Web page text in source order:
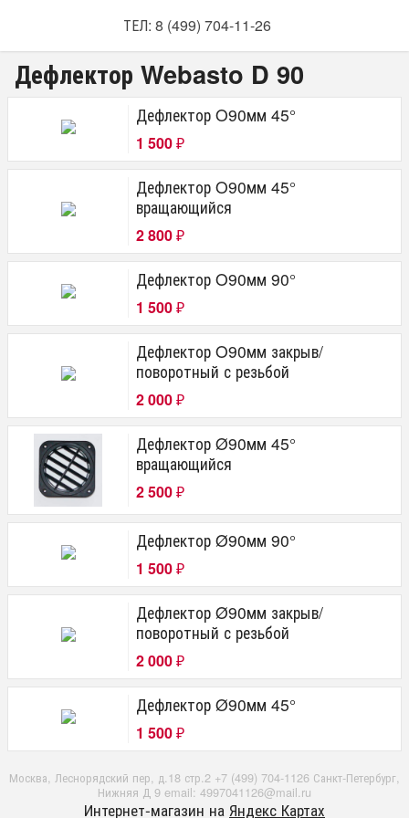
ТЕЛ: 8 (499) 704-11-26
Дефлектор Webasto D 90
Дефлектор O90мм 45°
1 500 ₽
Дефлектор O90мм 45°
вращающийся
2 800 ₽
Дефлектор O90мм 90°
1 500 ₽
Дефлектор O90мм закрыв/
поворотный с резьбой
2 000 ₽
Дефлектор Ø90мм 45°
вращающийся
2 500 ₽
Дефлектор Ø90мм 90°
1 500 ₽
Дефлектор Ø90мм закрыв/
поворотный с резьбой
2 000 ₽
Дефлектор Ø90мм 45°
1 500 ₽
Москва, Леснорядский пер, д.18 стр.2 +7 (499) 704-1126 Санкт-Петербург,
Нижняя Д 9 email: 4997041126@mail.ru
Интернет-магазин на Яндекс Картах